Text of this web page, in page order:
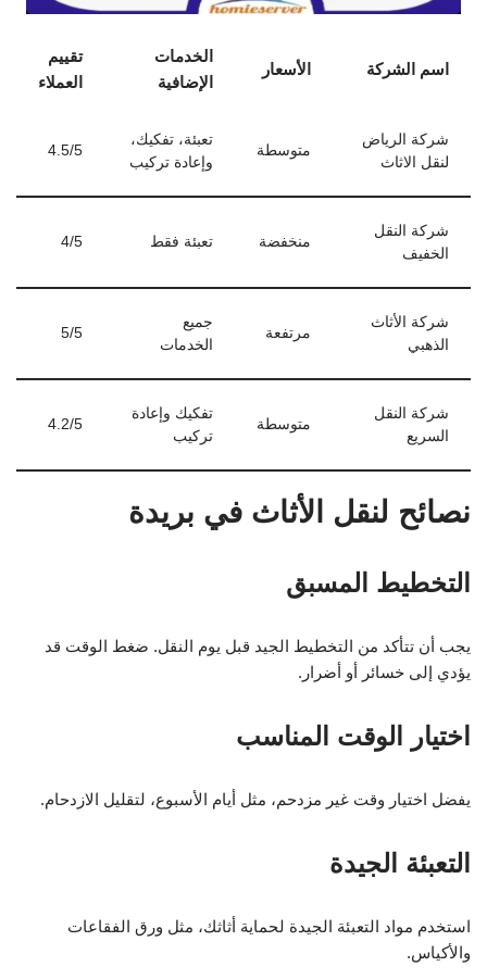
اسم الشركة الأسعار
الخدمات
الإضافية
تقييم
العملاء
شركة الرياض
لنقل الاثاث
متوسطة
تعبئة، تفكيك،
وإعادة تركيب
4.5/5
شركة النقل
الخفيف
منخفضة تعبئة فقط 4/5
شركة الأثاث
الذهبي
مرتفعة
جميع
الخدمات
5/5
شركة النقل
السريع
متوسطة
تفكيك وإعادة
تركيب
4.2/5
نصائح لنقل الأثاث في بريدة
التخطيط المسبق
يجب أن تتأكد من التخطيط الجيد قبل يوم النقل. ضغط الوقت قد
يؤدي إلى خسائر أو أضرار.
اختيار الوقت المناسب
يفضل اختيار وقت غير مزدحم، مثل أيام الأسبوع، لتقليل الازدحام.
التعبئة الجيدة
استخدم مواد التعبئة الجيدة لحماية أثاثك، مثل ورق الفقاعات
والأكياس.